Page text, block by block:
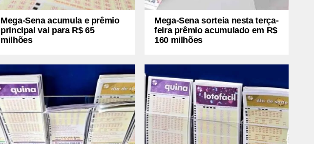
Mega-Sena acumula e prêmio
principal vai para R$ 65
milhões
Mega-Sena sorteia nesta terça-
feira prêmio acumulado em R$
160 milhões